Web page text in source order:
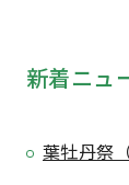
新着ニュ
葉牡丹祭